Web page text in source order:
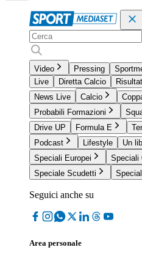
Video Pressing
Live
Diretta Calcio
News Live
Calcio
Probabili Formazioni
Drive UP
Formula E
Podcast
Lifestyle
Un
Speciali Europei
Speciali
Speciale Scudetti
Seguici anche su
Area personale